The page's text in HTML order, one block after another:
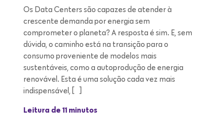
Os Data Centers são capazes de atender à
crescente demanda por energia sem
comprometer o planeta? A resposta é sim. E, sem
dúvida, o caminho está na transição para o
consumo proveniente de modelos mais
sustentáveis, como a autoprodução de energia
renovável. Esta é uma solução cada vez mais
indispensável, […]
Leitura de 11 minutos